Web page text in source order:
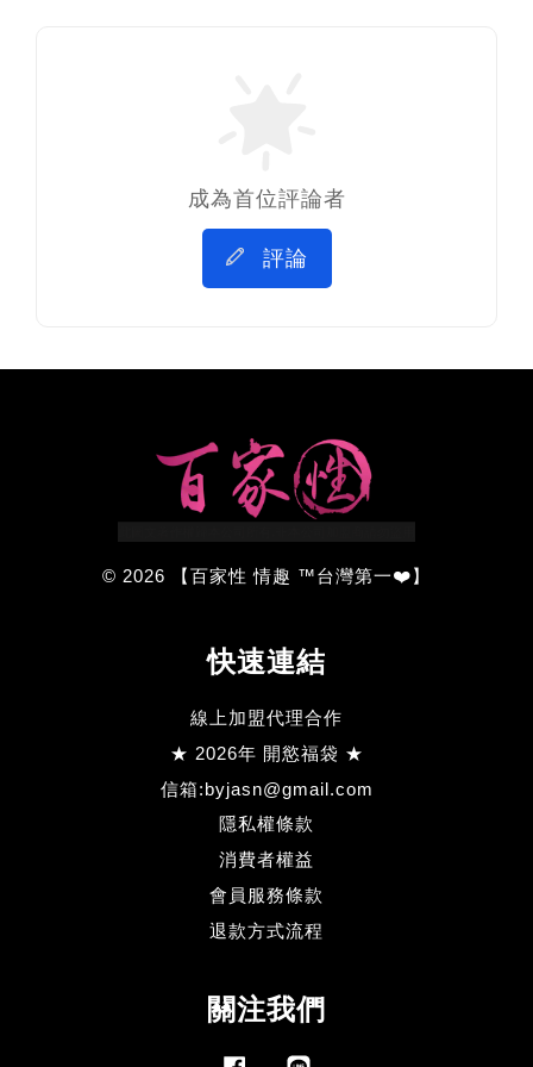
成為首位評論者
評論
© 2026 【百家性 情趣 ™台灣第一❤️】
快速連結
線上加盟代理合作
★ 2026年 開慾福袋 ★
信箱:byjasn@gmail.com
隱私權條款
消費者權益
會員服務條款
退款方式流程
關注我們